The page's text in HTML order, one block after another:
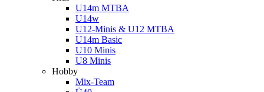
U14m MTBA
U14w
U12-Minis & U12 MTBA
U14m Basic
U10 Minis
U8 Minis
Hobby
Mix-Team